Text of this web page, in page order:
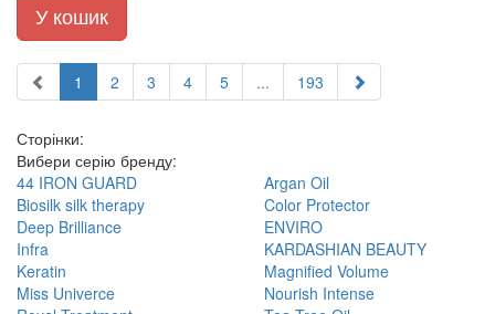
У кошик
1 2 3 4 5 ... 193
Сторінки:
Вибери серію бренду:
44 IRON GUARD
Argan Oil
Biosilk silk therapy
Color Protector
Deep Brilliance
ENVIRO
Infra
KARDASHIAN BEAUTY
Keratin
Magnified Volume
Miss Univerce
Nourish Intense